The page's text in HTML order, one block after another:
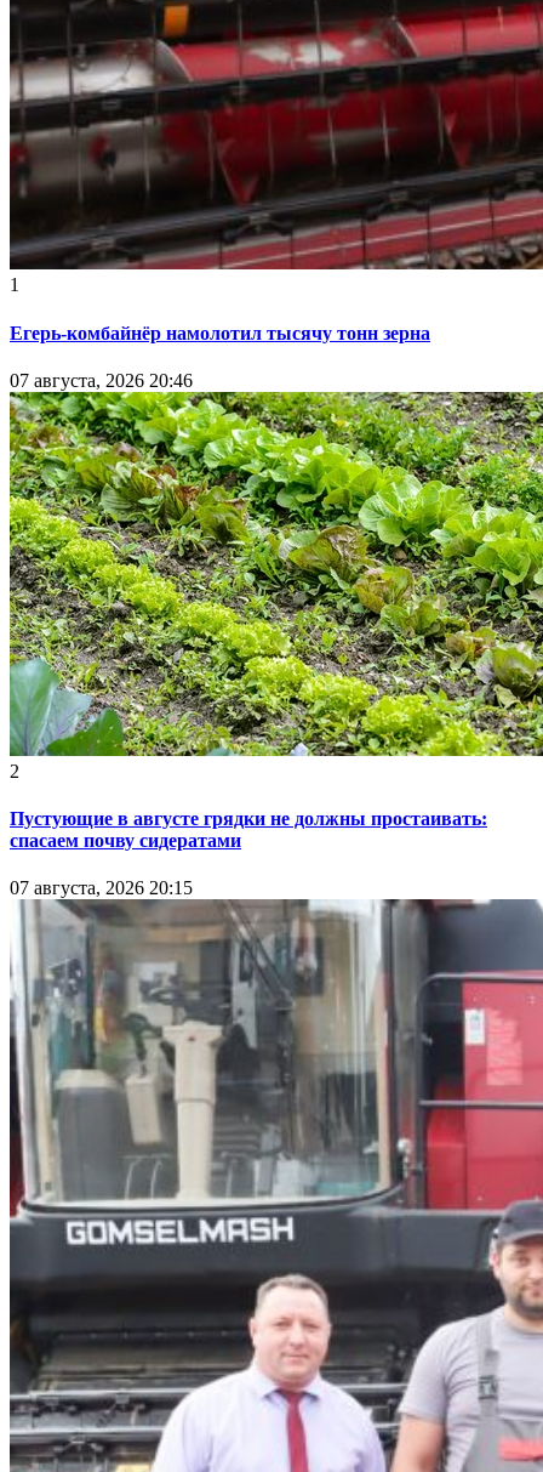
1
Егерь-комбайнёр намолотил тысячу тонн зерна
07 августа, 2026 20:46
2
Пустующие в августе грядки не должны простаивать:
спасаем почву сидератами
07 августа, 2026 20:15